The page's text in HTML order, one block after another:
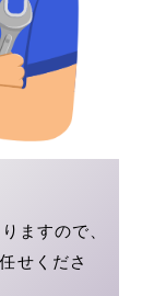
ますので、
せくださ